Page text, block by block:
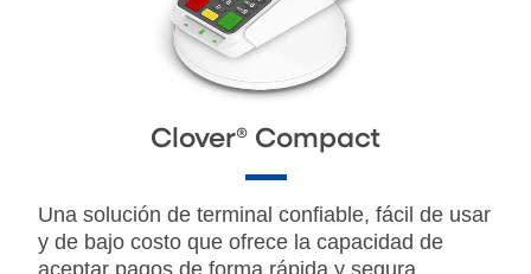
Clover® Compact
Una solución de terminal confiable, fácil de usar
y de bajo costo que ofrece la capacidad de